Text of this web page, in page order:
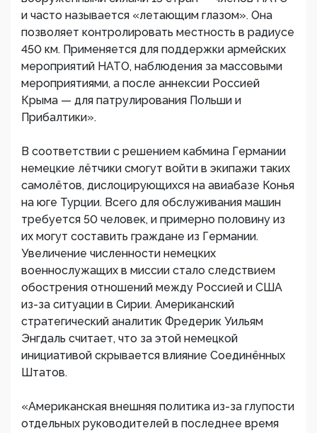
и часто называется «летающим глазом». Она
позволяет контролировать местность в радиусе
450 км. Применяется для поддержки армейских
мероприятий НАТО, наблюдения за массовыми
мероприятиями, а после аннексии Россией
Крыма — для патрулирования Польши и
Прибалтики».
В соответствии с решением кабмина Германии
немецкие лётчики смогут войти в экипажи таких
самолётов, дислоцирующихся на авиабазе Конья
на юге Турции. Всего для обслуживания машин
требуется 50 человек, и примерно половину из
их могут составить граждане из Германии.
Увеличение численности немецких
военнослужащих в миссии стало следствием
обострения отношений между Россией и США
из-за ситуации в Сирии. Американский
стратегический аналитик Фредерик Уильям
Энгдаль считает, что за этой немецкой
инициативой скрывается влияние Соединённых
Штатов.
«Американская внешняя политика из-за глупости
отдельных руководителей в последнее время